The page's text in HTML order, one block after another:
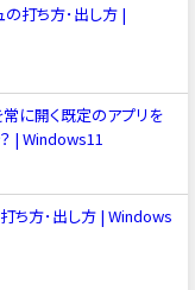
の打ち方･出し方 |
に開く既定のアプリを
| Windows11
打ち方･出し方 | Windows